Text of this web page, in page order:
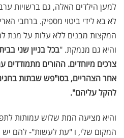
למען הילדים האלה, גם ברשויות
לא בא לידי ביטוי מספיק. ברחבי
המקצות מבנים ללא עלות על מנת
והיא גם מנמקת. "בכל בניין שני
צרכים מיוחדים. ההורים
אחר הצהריים, בסו"פש שבתות
להקל עליהם".
והיא מציעה המת שלוש עמותות
המקום שלי, ו "עת לעשות"- להם יש